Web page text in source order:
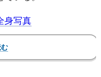
身写真